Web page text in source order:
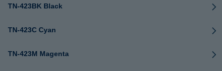
TN-423BK Black
TN-423C Cyan
TN-423M Magenta